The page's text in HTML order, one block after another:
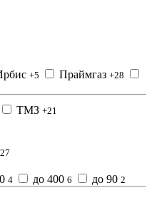
+5 Праймгаз +28
ТМЗ +21
27
4 до 400 6 до 90 2